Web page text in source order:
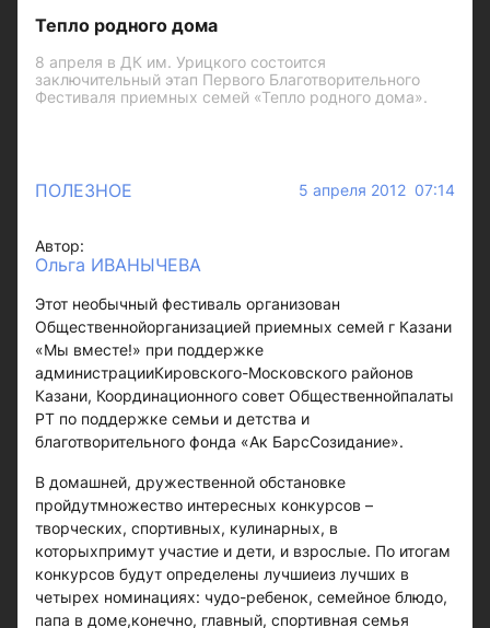
Тепло родного дома
8 апреля в ДК им. Урицкого состоится
заключительный этап Первого Благотворительного
Фестиваля приемных семей «Тепло родного дома».
ПОЛЕЗНОЕ 5 апреля 2012 07:14
Автор:
Ольга ИВАНЫЧЕВА
Этот необычный фестиваль организован
Общественнойорганизацией приемных семей г Казани
«Мы вместе!» при поддержке
администрацииКировского-Московского районов
Казани, Координационного совет Общественнойпалаты
РТ по поддержке семьи и детства и
благотворительного фонда «Ак БарсСозидание».
В домашней, дружественной обстановке
пройдутмножество интересных конкурсов –
творческих, спортивных, кулинарных, в
которыхпримут участие и дети, и взрослые. По итогам
конкурсов будут определены лучшиеиз лучших в
четырех номинациях: чудо-ребенок, семейное блюдо,
папа в доме,конечно, главный, спортивная семья